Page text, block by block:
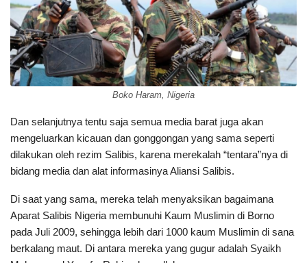
Boko Haram, Nigeria
Dan selanjutnya tentu saja semua media barat juga akan
mengeluarkan kicauan dan gonggongan yang sama seperti
dilakukan oleh rezim Salibis, karena merekalah “tentara”nya di
bidang media dan alat informasinya Aliansi Salibis.
Di saat yang sama, mereka telah menyaksikan bagaimana
Aparat Salibis Nigeria membunuhi Kaum Muslimin di Borno
pada Juli 2009, sehingga lebih dari 1000 kaum Muslimin di sana
berkalang maut. Di antara mereka yang gugur adalah Syaikh